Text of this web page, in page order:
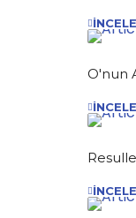
İNCELE
O'nun
İNCELE
İNCELE